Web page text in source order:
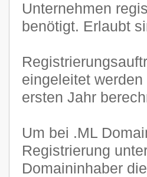
Unternehmen
benötigt. Erlaubt
eingeleitet
ersten Jahr
Um bei .ML
Registrierung
Domaininhaber